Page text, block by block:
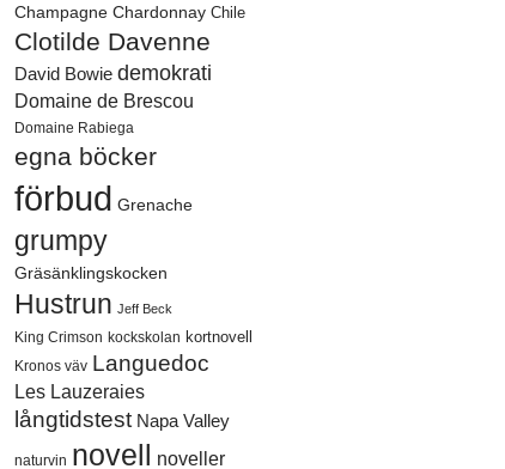
Champagne Chardonnay Chile
Clotilde Davenne
David Bowie demokrati
Domaine de Brescou
Domaine Rabiega
egna böcker
förbud Grenache
grumpy
Gräsänklingskocken
Hustrun Jeff Beck
King Crimson kockskolan kortnovell
Kronos väv Languedoc
Les Lauzeraies
långtidstest Napa Valley
naturvin novell noveller